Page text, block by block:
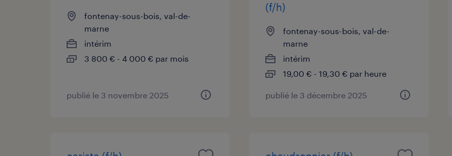
fontenay-sous-bois, val-de-
marne
intérim
3 800 € - 4 000 € par mois
publié le 3 novembre 2025
(f/h)
fontenay-sous-bois, val-de-
marne
intérim
19,00 € - 19,30 € par heure
publié le 3 décembre 2025